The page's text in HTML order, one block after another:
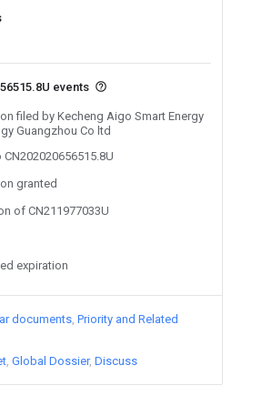
events
filed by Kecheng Aigo Smart Energy
Guangzhou Co ltd
CN202020656515.8U
granted
of CN211977033U
expiration
documents Priority and Related
Global Dossier Discuss